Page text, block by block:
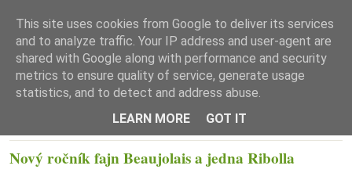
☰ Menu
Nový ročník fajn Beaujolais a jedna Ribolla
This site uses cookies from Google to deliver its services
and to analyze traffic. Your IP address and user-agent are
shared with Google along with performance and security
metrics to ensure quality of service, generate usage
statistics, and to detect and address abuse.
LEARN MORE
GOT IT